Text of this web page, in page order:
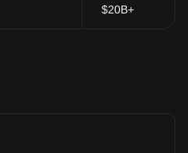
$20B+